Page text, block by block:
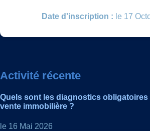
Date d'inscription : le 17
Activité récente
Quels sont les diagnostics
vente immobilière ?
le 16 Mai 2026